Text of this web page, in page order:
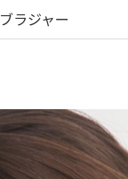
ブラジャー